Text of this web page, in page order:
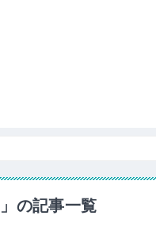
の記事一覧